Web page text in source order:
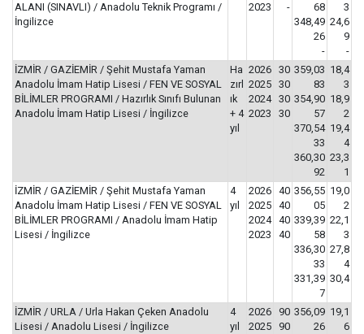
ALANI (SINAVLI) / Anadolu Teknik Programı /
İngilizce
2023
-
68
348,49
26
-
3
24,6
9
-
İZMİR / GAZİEMİR / Şehit Mustafa Yaman
Anadolu İmam Hatip Lisesi / FEN VE SOSYAL
BİLİMLER PROGRAMI / Hazırlık Sınıfı Bulunan
Anadolu İmam Hatip Lisesi / İngilizce
Ha
zırl
ık
+ 4
yıl
2026
2025
2024
2023
30
30
30
30
359,03
83
354,90
57
370,54
33
360,30
92
18,4
3
18,9
2
19,4
4
23,3
1
İZMİR / GAZİEMİR / Şehit Mustafa Yaman
Anadolu İmam Hatip Lisesi / FEN VE SOSYAL
BİLİMLER PROGRAMI / Anadolu İmam Hatip
Lisesi / İngilizce
4
yıl
2026
2025
2024
2023
40
40
40
40
356,55
05
339,39
58
336,30
33
331,39
7
19,0
2
22,1
3
27,8
4
30,4
İZMİR / URLA / Urla Hakan Çeken Anadolu
Lisesi / Anadolu Lisesi / İngilizce
4
yıl
2026
2025
90
90
356,09
26
19,1
6